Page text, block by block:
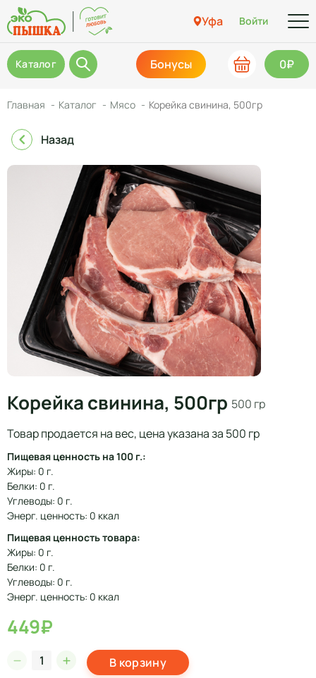
Уфа Войти
Каталог Бонусы 0₽
Главная Каталог Мясо Корейка свинина, 500гр
Назад
Корейка свинина, 500гр 500 гр
Товар продается на вес, цена указана за 500 гр
Пищевая ценность на 100 г.:
Жиры: 0 г.
Белки: 0 г.
Углеводы: 0 г.
Энерг. ценность: 0 ккал
Пищевая ценность товара:
Жиры: 0 г.
Белки: 0 г.
Углеводы: 0 г.
Энерг. ценность: 0 ккал
449₽
В корзину